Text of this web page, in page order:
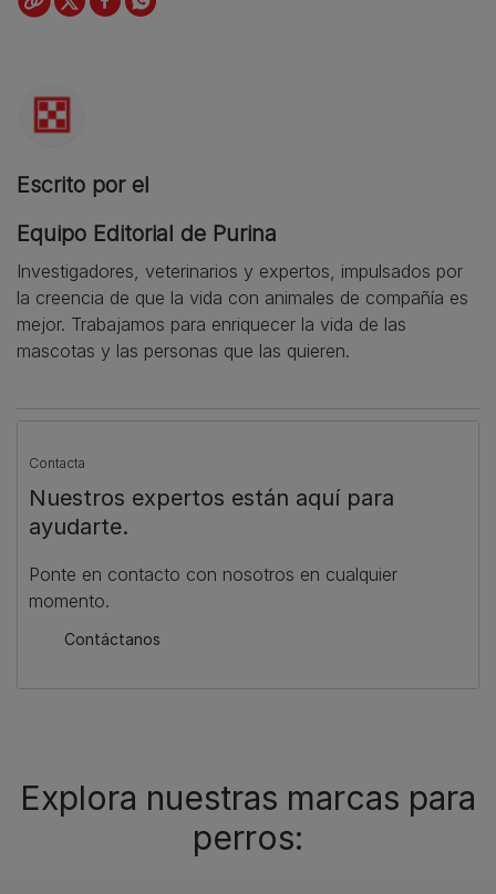
Escrito por el
Equipo Editorial de Purina
Investigadores, veterinarios y expertos, impulsados por
la creencia de que la vida con animales de compañía es
mejor. Trabajamos para enriquecer la vida de las
mascotas y las personas que las quieren.
Contacta
Nuestros expertos están aquí para
ayudarte.
Ponte en contacto con nosotros en cualquier
momento.
Contáctanos
Explora nuestras marcas para
perros: